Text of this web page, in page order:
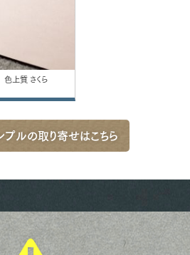
色上質 さくら
プルの取り寄せはこちら